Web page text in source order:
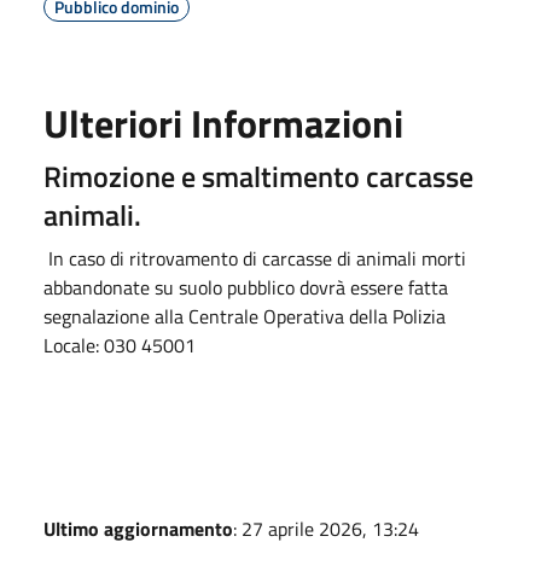
Pubblico dominio
Ulteriori Informazioni
Rimozione e smaltimento carcasse
animali.
In caso di ritrovamento di carcasse di animali morti
abbandonate su suolo pubblico dovrà essere fatta
segnalazione alla Centrale Operativa della Polizia
Locale: 030 45001
Ultimo aggiornamento: 27 aprile 2026, 13:24